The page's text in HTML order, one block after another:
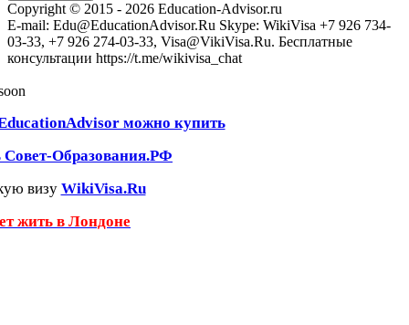
Copyright © 2015 - 2026 Education-Advisor.ru
E-mail: Edu@EducationAdvisor.Ru Skype: WikiVisa +7 926 734-
03-33, +7 926 274-03-33, Visa@VikiVisa.Ru. Бесплатные
консультации https://t.me/wikivisa_chat
можно купить
Совет-Образования.РФ
визу WikiVisa.Ru
жить в Лондоне